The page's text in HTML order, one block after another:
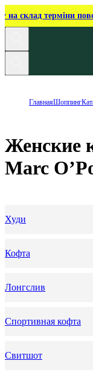
на склад терміни
ГлавнаяШоппинг
Женские
Marc
Худи
Кофта
Лонгслив
Спортивная кофта
Свитшот